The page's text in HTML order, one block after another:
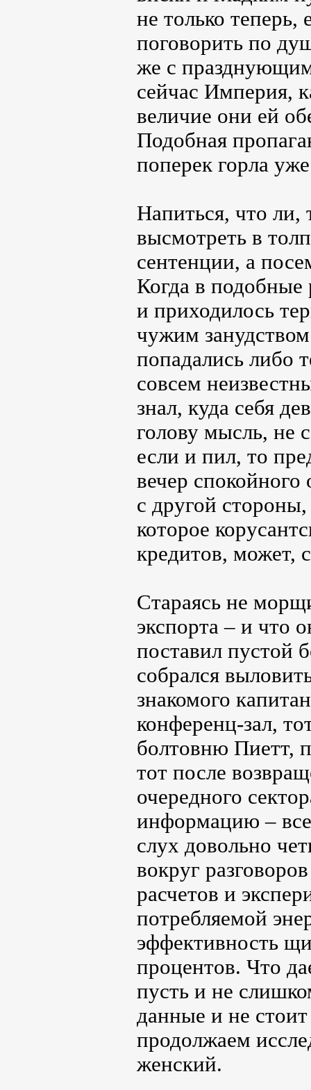
не только
поговорить по
же с
сейчас Империя,
величие они ей
Подобная
поперек горла
Напиться, что ли,
высмотреть в
сентенции, а
Когда в подобные
и приходилось
чужим
попадались либо
совсем
знал, куда себя
голову мысль, не
если и пил, то
вечер
с другой
которое
кредитов, может,
Стараясь не
экспорта – и что
поставил пустой
собрался
знакомого
конференц-зал,
болтовню Пиетт,
тот после
очередного
информацию –
слух довольно
вокруг
расчетов и
потребляемой
эффективность
процентов. Что
пусть и не
данные и не
продолжаем
женский.